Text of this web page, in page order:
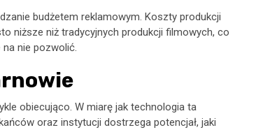
budżetem reklamowym. Koszty produkcji
niższe niż tradycyjnych produkcji filmowych, co
nie pozwolić.
obiecująco. W miarę jak technologia ta
oraz instytucji dostrzega potencjał, jaki